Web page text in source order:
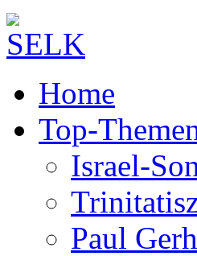
Home
Top-
Israel-
Paul